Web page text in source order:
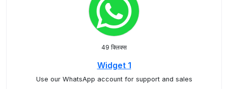
49 क्लिक्स
Widget 1
Use our WhatsApp account for support and sales